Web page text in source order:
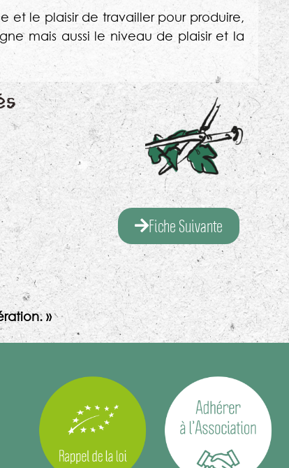
et le plaisir de travailler pour produire,
mais aussi le niveau de plaisir et la
Fiche Suivante
»